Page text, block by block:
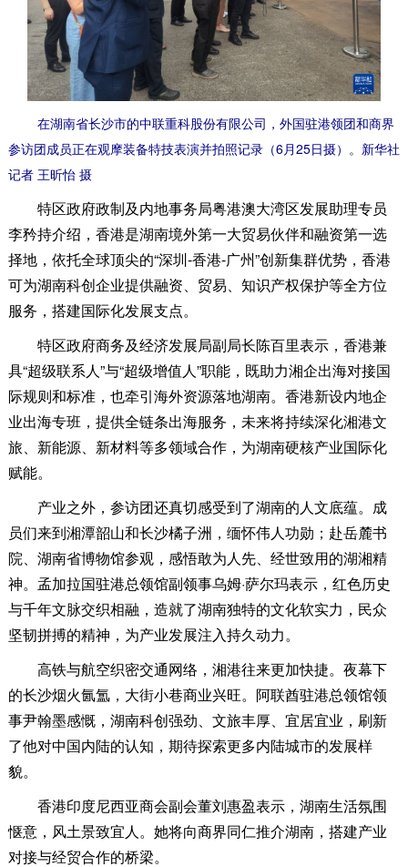
在湖南省长沙市的中联重科股份有限公司，外国驻港领团和商界
参访团成员正在观摩装备特技表演并拍照记录（6月25日摄）。新华社
记者 王昕怡 摄
特区政府政制及内地事务局粤港澳大湾区发展助理专员
李矜持介绍，香港是湖南境外第一大贸易伙伴和融资第一选
择地，依托全球顶尖的“深圳-香港-广州”创新集群优势，香港
可为湖南科创企业提供融资、贸易、知识产权保护等全方位
服务，搭建国际化发展支点。
特区政府商务及经济发展局副局长陈百里表示，香港兼
具“超级联系人”与“超级增值人”职能，既助力湘企出海对接国
际规则和标准，也牵引海外资源落地湖南。香港新设内地企
业出海专班，提供全链条出海服务，未来将持续深化湘港文
旅、新能源、新材料等多领域合作，为湖南硬核产业国际化
赋能。
产业之外，参访团还真切感受到了湖南的人文底蕴。成
员们来到湘潭韶山和长沙橘子洲，缅怀伟人功勋；赴岳麓书
院、湖南省博物馆参观，感悟敢为人先、经世致用的湖湘精
神。孟加拉国驻港总领馆副领事乌姆·萨尔玛表示，红色历史
与千年文脉交织相融，造就了湖南独特的文化软实力，民众
坚韧拼搏的精神，为产业发展注入持久动力。
高铁与航空织密交通网络，湘港往来更加快捷。夜幕下
的长沙烟火氤氲，大街小巷商业兴旺。阿联酋驻港总领馆领
事尹翰墨感慨，湖南科创强劲、文旅丰厚、宜居宜业，刷新
了他对中国内陆的认知，期待探索更多内陆城市的发展样
貌。
香港印度尼西亚商会副会董刘惠盈表示，湖南生活氛围
惬意，风土景致宜人。她将向商界同仁推介湖南，搭建产业
对接与经贸合作的桥梁。